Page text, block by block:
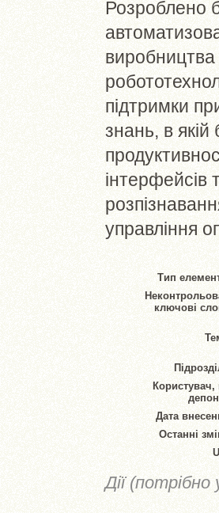
Розроблено
виробництва
підтримки
знань, в
управління
Тип
ключові
Дата
Останні
Дії (потрібно